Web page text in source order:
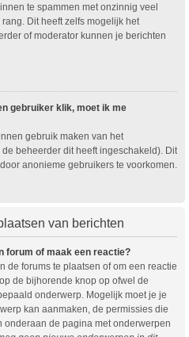
te spammen met onzinnig veel
Dit heeft zelfs mogelijk het
of moderator kunnen je berichten
gebruiker klik, moet ik me
gebruik maken van het
beheerder dit heeft ingeschakeld). Dit
anonieme gebruikers te voorkomen.
van berichten
forum of maak een reactie?
de forums te plaatsen of om een reactie
de bijhorende knop op ofwel de
onderwerp. Mogelijk moet je je
kan aanmaken, de permissies die
onderaan de pagina met onderwerpen